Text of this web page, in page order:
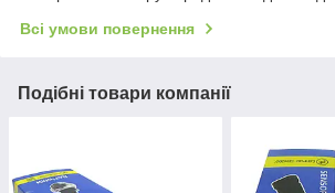
Всі умови повернення
Подібні товари компанії